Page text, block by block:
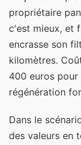
propriétaire
c'est mieux, et
encrasse son
kilomètres.
400 euros
régénération
Dans le
des valeurs en